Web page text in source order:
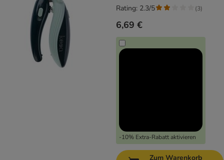
6,69 €
-10% Extra-Rabatt aktivieren
Rating: 2.3/5 (3)
Zum Warenkorb